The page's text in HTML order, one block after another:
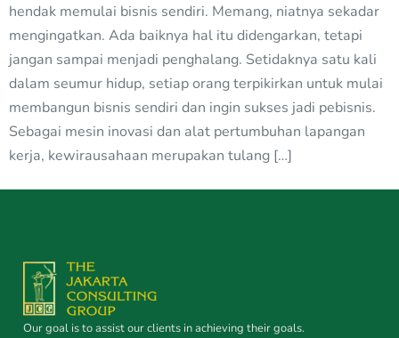
hendak memulai bisnis sendiri. Memang, niatnya sekadar
mengingatkan. Ada baiknya hal itu didengarkan, tetapi
jangan sampai menjadi penghalang. Setidaknya satu kali
dalam seumur hidup, setiap orang terpikirkan untuk mulai
membangun bisnis sendiri dan ingin sukses jadi pebisnis.
Sebagai mesin inovasi dan alat pertumbuhan lapangan
kerja, kewirausahaan merupakan tulang […]
Our goal is to assist our clients in achieving their goals.